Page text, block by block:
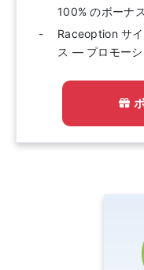
100% のボーナ
Raceoption サ
ス — プロモー